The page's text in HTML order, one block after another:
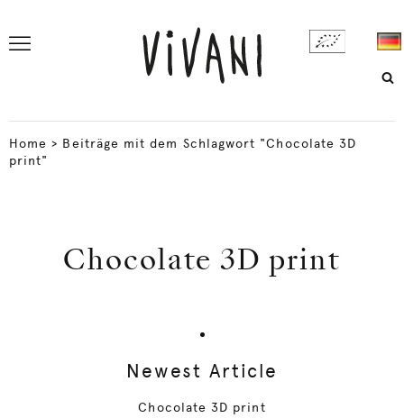
Home > Beiträge mit dem Schlagwort "Chocolate 3D
print"
Chocolate 3D print
Newest Article
Chocolate 3D print